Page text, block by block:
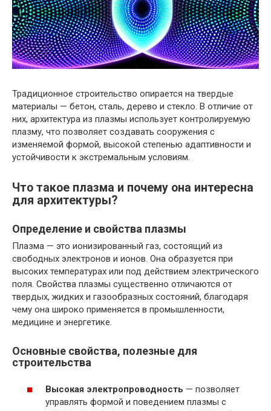
Традиционное строительство опирается на твердые
материалы — бетон, сталь, дерево и стекло. В отличие от
них, архитектура из плазмы использует контролируемую
плазму, что позволяет создавать сооружения с
изменяемой формой, высокой степенью адаптивности и
устойчивости к экстремальным условиям.
Что такое плазма и почему она интересна
для архитектуры?
Определение и свойства плазмы
Плазма — это ионизированный газ, состоящий из
свободных электронов и ионов. Она образуется при
высоких температурах или под действием электрического
поля. Свойства плазмы существенно отличаются от
твердых, жидких и газообразных состояний, благодаря
чему она широко применяется в промышленности,
медицине и энергетике.
Основные свойства, полезные для
строительства
Высокая электропроводность — позволяет
управлять формой и поведением плазмы с